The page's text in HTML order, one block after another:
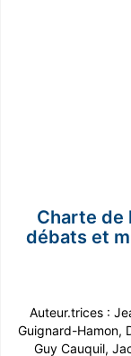
Charte de
débats et
Auteur.trices :
Guignard-Hamon,
Guy Cauquil,